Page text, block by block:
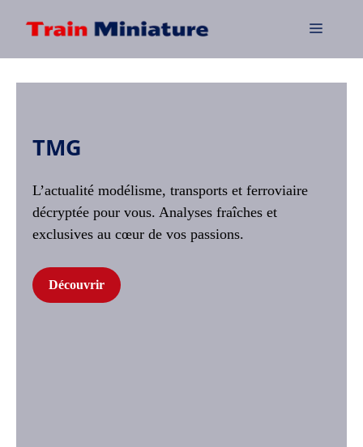
Menu
TMG
L’actualité modélisme, transports et ferroviaire
décryptée pour vous. Analyses fraîches et
exclusives au cœur de vos passions.
Découvrir